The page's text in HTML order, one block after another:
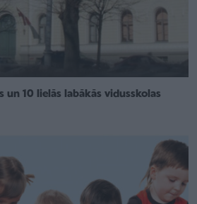
un 10 lielās labākās vidusskolas